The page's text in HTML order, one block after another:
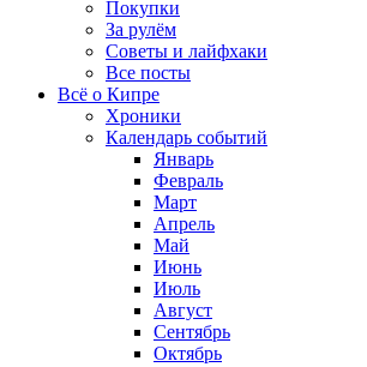
Покупки
За рулём
Советы и лайфхаки
Все посты
Всё о Кипре
Хроники
Календарь событий
Январь
Февраль
Март
Апрель
Май
Июнь
Июль
Август
Сентябрь
Октябрь